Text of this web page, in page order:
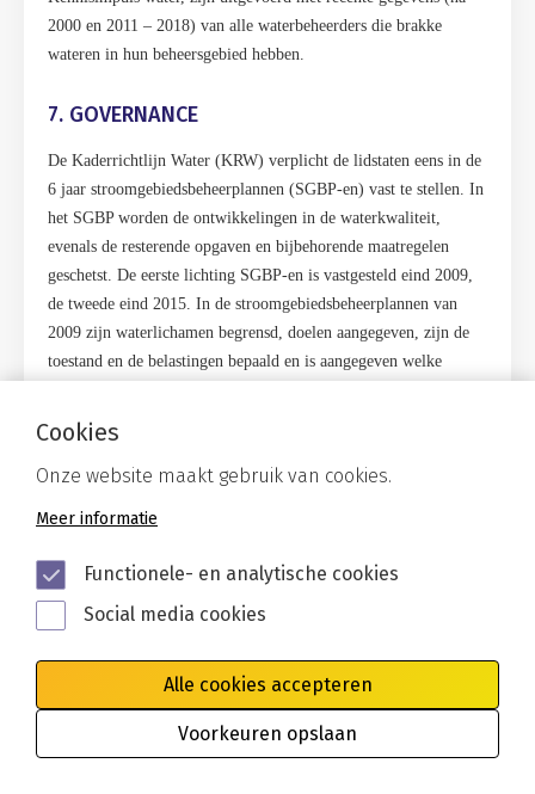
2000 en 2011 – 2018) van alle waterbeheerders die brakke
wateren in hun beheersgebied hebben.
7. GOVERNANCE
De Kaderrichtlijn Water (KRW) verplicht de lidstaten eens in de
6 jaar stroomgebiedsbeheerplannen (SGBP-en) vast te stellen. In
het SGBP worden de ontwikkelingen in de waterkwaliteit,
evenals de resterende opgaven en bijbehorende maatregelen
geschetst. De eerste lichting SGBP-en is vastgesteld eind 2009,
de tweede eind 2015. In de stroomgebiedsbeheerplannen van
2009 zijn waterlichamen begrensd, doelen aangegeven, zijn de
toestand en de belastingen bepaald en is aangegeven welke
geactualiseerd in de SGBP-en van 2015. Met de SGBP-en van
nogmaals een actualisatie plaatsvinden.Deze werkprogramma's
wateren worden opgenomen.
8. PRAKTIJKERVARINGEN EN LOPENDE
Een voorbeeld van ander onderzoek waarin aandacht wordt
besteed aan brakke wateren buiten de Kennisimpuls is een
onderzoek aan de effecten van verbrakking in Noord-Holland.
Cookies
Onze website maakt gebruik van cookies.
Meer informatie
Functionele- en analytische cookies
Social media cookies
Alle cookies accepteren
Voorkeuren opslaan